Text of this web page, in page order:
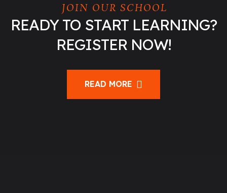
JOIN OUR SCHOOL
READY TO START LEARNING?
REGISTER NOW!
READ MORE